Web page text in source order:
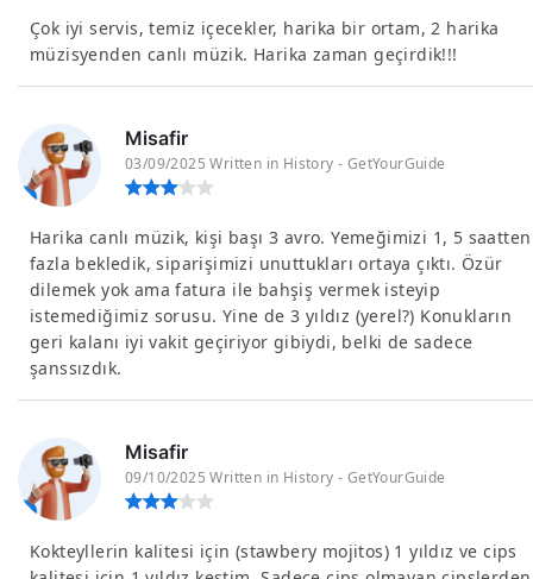
Çok iyi servis, temiz içecekler, harika bir ortam, 2 harika
müzisyenden canlı müzik. Harika zaman geçirdik!!!
Misafir
03/09/2025 Written in History - GetYourGuide
Harika canlı müzik, kişi başı 3 avro. Yemeğimizi 1, 5 saatten
fazla bekledik, siparişimizi unuttukları ortaya çıktı. Özür
dilemek yok ama fatura ile bahşiş vermek isteyip
istemediğimiz sorusu. Yine de 3 yıldız (yerel?) Konukların
geri kalanı iyi vakit geçiriyor gibiydi, belki de sadece
şanssızdık.
Misafir
09/10/2025 Written in History - GetYourGuide
Kokteyllerin kalitesi için (stawbery mojitos) 1 yıldız ve cips